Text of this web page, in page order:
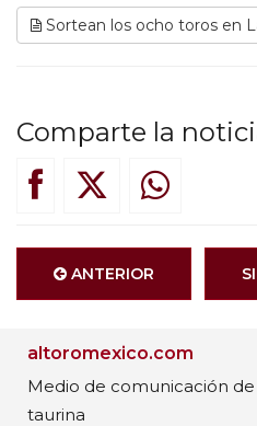
Sortean los ocho toros en
Comparte la
ANTERIOR
altoromexico.com
Medio de comunicación
taurina